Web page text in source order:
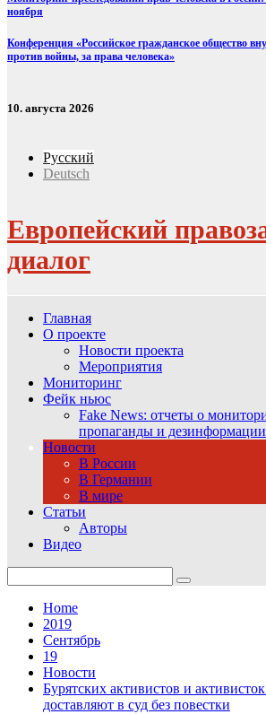
ноября
Конференция «Российское гражданское общество
против войны, за права человека»
10. августа 2026
Русский
Deutsch
Европейский
диалог
Главная
О проекте
Новости проекта
Мероприятия
Мониторинг
Фейк ньюс
Fake News: отчеты о
пропаганды и
Новости
В России
В Германии
В мире
Статьи
Авторы
Видео
for:
Home
2019
Сентябрь
19
Новости
Бурятских активистов и
доставляют в суд без повестки